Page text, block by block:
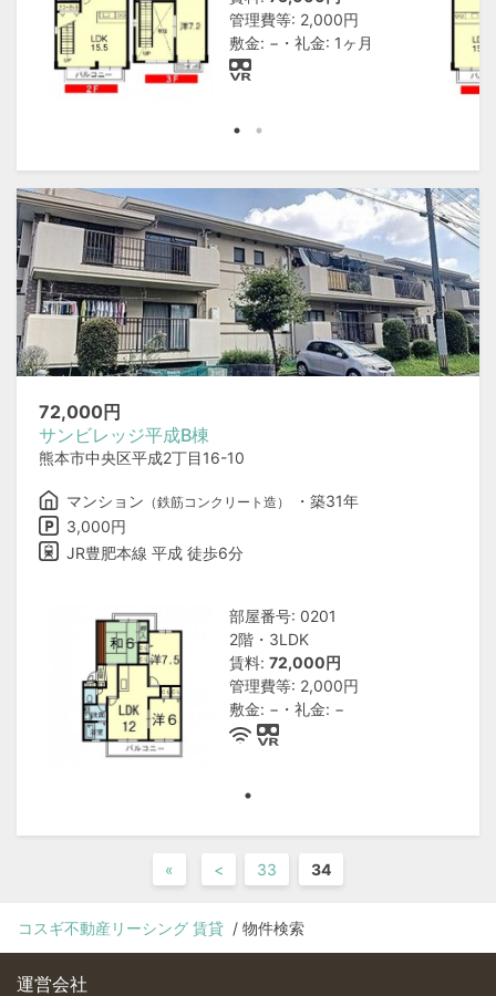
管理費等: 2,000円
敷金: −・礼金: 1ヶ月
72,000円
サンビレッジ平成B棟
熊本市中央区平成2丁目16-10
マンション （鉄筋コンクリート造）
・築31年
3,000円
JR豊肥本線 平成 徒歩6分
部屋番号: 0201
2階・3LDK
賃料: 72,000円
管理費等: 2,000円
敷金: −・礼金: −
« < 33 34
コスギ不動産リーシング 賃貸 物件検索
運営会社